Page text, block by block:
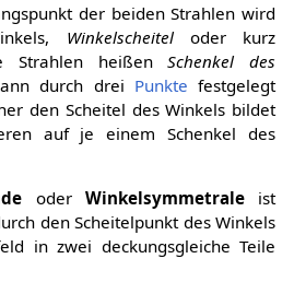
der beiden Strahlen wird
Winkelscheiteloder kurz
Strahlen heißenSchenkel des
durch drei Punkte festgelegt
den Scheitel des Winkels bildet
auf je einem Schenkel des
oder Winkelsymmetraleist
den Scheitelpunkt des Winkels
in zwei deckungsgleiche Teile